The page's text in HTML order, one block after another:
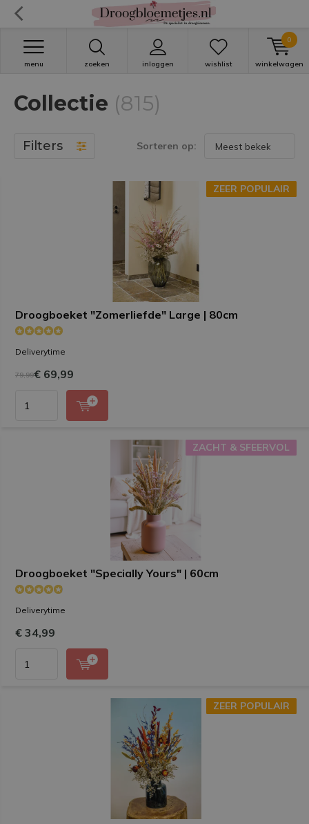
zoeken inloggen
menu wishlist winkelwagen
0
Collectie (815)
Filters Sorteren op:
Droogboeket "Zomerliefde" Large | 80cm
Deliverytime
ZEER POPULAIR
79,99€ 69,99
ZEER POPULAIR
Droogboeket "Specially Yours" | 60cm
Deliverytime
ZACHT & SFEERVOL
€ 34,99
ZACHT & SFEERVOL
ZEER POPULAIR
ZEER POPULAIR